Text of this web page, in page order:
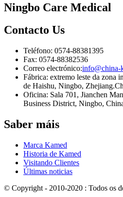
Ningbo Care Medical
Contacto Us
Teléfono: 0574-88381395
Fax: 0574-88382536
Correo electrónico:info@china-
Fábrica: extremo leste da zona
de Haishu, Ningbo,
Oficina: Sala 701, Jianchen
Business District, Ningbo,
Saber máis
Marca Kamed
Historia de Kamed
Visitando Clientes
Últimas noticias
© Copyright - 2010-2020 : Todos os